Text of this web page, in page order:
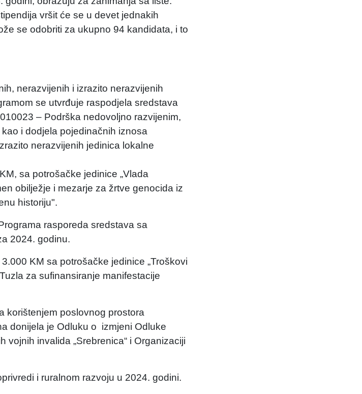
vršit će se u devet jednakih
se odobriti za ukupno 94 kandidata, i to
nerazvijenih i izrazito nerazvijenih
se utvrđuje raspodjela sredstava
– Podrška nedovoljno razvijenim,
i dodjela pojedinačnih iznosa
nerazvijenih jedinica lokalne
sa potrošačke jedinice „Vlada
obilježje i mezarje za žrtve genocida iz
historiju".
rasporeda sredstava sa
2024. godinu.
KM sa potrošačke jedinice „Troškovi
za sufinansiranje manifestacije
korištenjem poslovnog prostora
donijela je Odluku o izmjeni Odluke
invalida „Srebrenica“ i Organizaciji
i ruralnom razvoju u 2024. godini.